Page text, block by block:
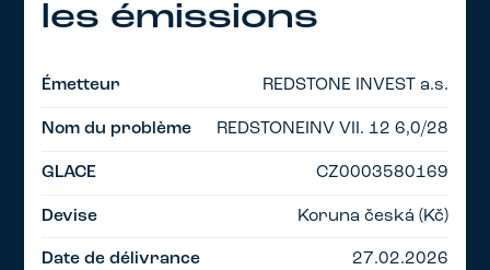
les émissions
Émetteur REDSTONE INVEST a.s.
Nom du problème REDSTONEINV VII. 12 6,0/28
GLACE CZ0003580169
Devise Koruna česká (Kč)
Date de délivrance 27.02.2026